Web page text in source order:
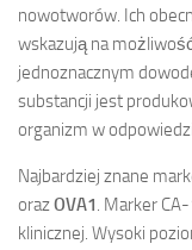
nowotworów. Ich
wskazują na
jednoznacznym
substancji jest
organizm w
Najbardziej znane
orazOVA1. Marker
klinicznej. Wysoki